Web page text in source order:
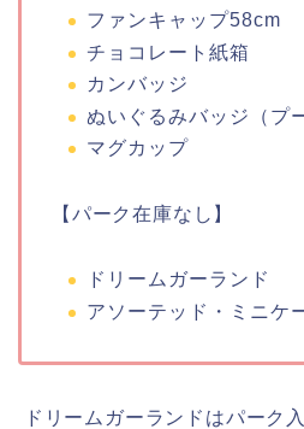
ファンキャップ58cm
チョコレート紙箱
カンバッジ
ぬいぐるみバッジ（プ
マグカップ
【パーク在庫なし】
ドリームガーランド
アソーテッド・ミニケ
ドリームガーランドはパーク